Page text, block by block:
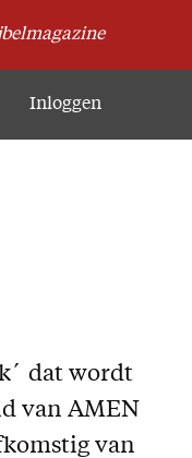
Inloggen
dat wordt
van AMEN
van